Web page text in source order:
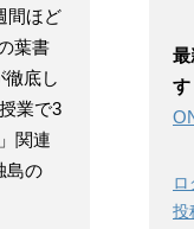
間ほど
葉書
底し
業で3
関連
島の
最
す
ロ
投